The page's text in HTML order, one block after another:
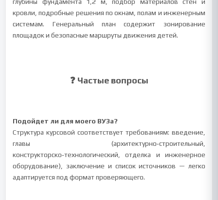
кровли, подробные решения по окнам, полам и инженерным
системам. Генеральный план содержит зонирование
площадок и безопасные маршруты движения детей.
❓ Частые вопросы
Подойдет ли для моего ВУЗа?
Структура курсовой соответствует требованиям: введение,
главы (архитектурно‑строительный,
конструкторско‑технологический, отделка и инженерное
оборудование), заключение и список источников — легко
адаптируется под формат проверяющего.